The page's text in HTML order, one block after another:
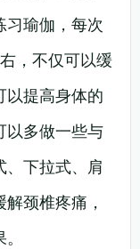
习瑜伽，每次
，不仅可以缓
以提高身体的
以多做一些与
、下拉式、肩
颈椎疼痛，